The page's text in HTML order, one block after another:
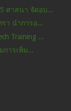
ศาสนา จัดอบ...
า นำการอ...
Training ...
การเพิ่ม...